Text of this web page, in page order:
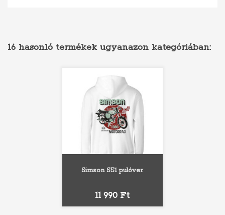
16 hasonló termékek ugyanazon kategóriában:
Simson S51 pulóver
Ár
11 990 Ft